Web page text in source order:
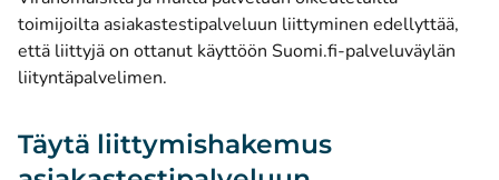
toimijoilta asiakastestipalveluun liittyminen edellyttää,
että liittyjä on ottanut käyttöön Suomi.fi-palveluväylän
liityntäpalvelimen.
Täytä liittymishakemus